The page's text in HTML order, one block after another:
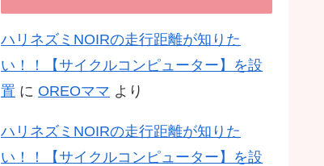
ハリネズミNOIRの走行距離が知りた
い！！【サイクルコンピューター】を設
置 に OREOママ より
ハリネズミNOIRの走行距離が知りた
い！！【サイクルコンピューター】を設